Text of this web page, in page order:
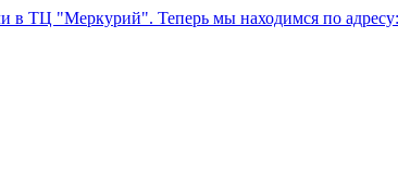
в ТЦ "Меркурий". Теперь мы находимся по адресу: